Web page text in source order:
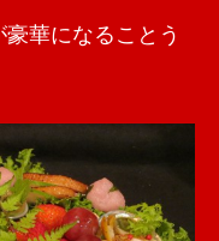
華になることう